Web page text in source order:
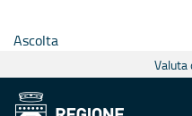
Ascolta
Valuta